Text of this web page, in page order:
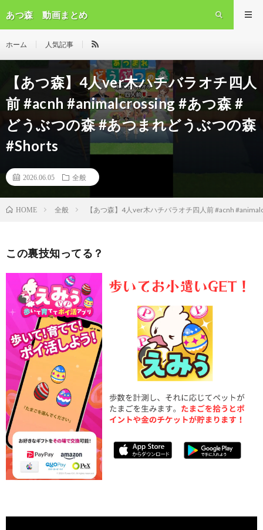
あつ森 動画まとめ
ホーム 人気記事
【あつ森】4人ver木ハチバラオチ四人
前 #acnh #animalcrossing #あつ森 #
どうぶつの森 #あつまれどうぶつの森
#Shorts
2026.06.05 全般
HOME 全般 【あつ森】4人ver木ハチバラオチ四人前 #acnh
この裏技知ってる？